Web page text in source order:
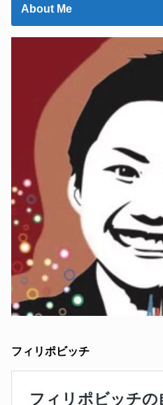
About Me
フィリポビッチ